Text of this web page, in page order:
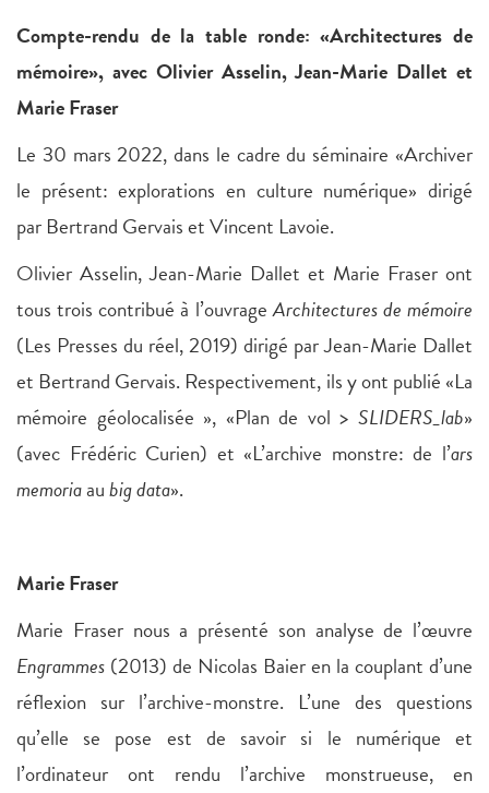
Compte-rendu de la table ronde: «Architectures de
mémoire», avec Olivier Asselin, Jean-Marie Dallet et
Marie Fraser
Le 30 mars 2022, dans le cadre du séminaire «Archiver
le présent: explorations en culture numérique» dirigé
par Bertrand Gervais et Vincent Lavoie.
Olivier Asselin, Jean-Marie Dallet et Marie Fraser ont
tous trois contribué à l’ouvrageArchitectures de mémoire
(Les Presses du réel, 2019) dirigé par Jean-Marie Dallet
et Bertrand Gervais. Respectivement, ils y ont publié «La
mémoire géolocalisée », «Plan de vol > SLIDERS_lab»
(avec Frédéric Curien) et «L’archive monstre: de l’ars
memoriaaubig data».
Marie Fraser
Marie Fraser nous a présenté son analyse de l’œuvre
Engrammes (2013) de Nicolas Baier en la couplant d’une
réflexion sur l’archive-monstre. L’une des questions
qu’elle se pose est de savoir si le numérique et
l’ordinateur ont rendu l’archive monstrueuse, en